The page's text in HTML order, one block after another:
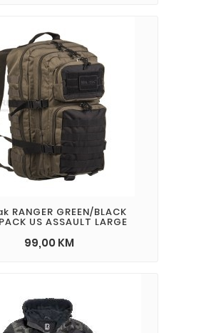
RANGER GREEN/BLACK
US ASSAULT LARGE
99,00 KM